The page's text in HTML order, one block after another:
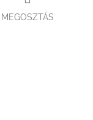
MEGOSZTÁS